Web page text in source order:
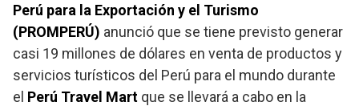
Perú para la Exportación y el Turismo
(PROMPERÚ) anunció que se tiene previsto generar
casi 19 millones de dólares en venta de productos y
servicios turísticos del Perú para el mundo durante
el Perú Travel Mart que se llevará a cabo en la